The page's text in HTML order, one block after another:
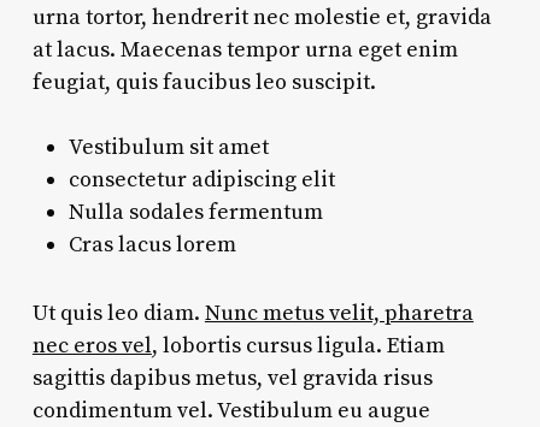
urna tortor, hendrerit nec molestie et, gravida
at lacus. Maecenas tempor urna eget enim
feugiat, quis faucibus leo suscipit.
Vestibulum sit amet
consectetur adipiscing elit
Nulla sodales fermentum
Cras lacus lorem
Ut quis leo diam. Nunc metus velit, pharetra
nec eros vel, lobortis cursus ligula. Etiam
sagittis dapibus metus, vel gravida risus
condimentum vel. Vestibulum eu augue